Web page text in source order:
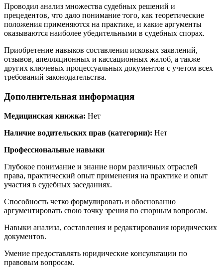
Проводил анализ множества судебных решений и
прецедентов, что дало понимание того, как теоретические
положения применяются на практике, и какие аргументы
оказываются наиболее убедительными в судебных спорах.
Приобретение навыков составления исковых заявлений,
отзывов, апелляционных и кассационных жалоб, а также
других ключевых процессуальных документов с учетом всех
требований законодательства.
Дополнительная информация
Медицинская книжка: Нет
Наличие водительских прав (категории): Нет
Профессиональные навыки
Глубокое понимание и знание норм различных отраслей
права, практический опыт применения на практике и опыт
участия в судебных заседаниях.
Способность четко формулировать и обоснованно
аргументировать свою точку зрения по спорным вопросам.
Навыки анализа, составления и редактирования юридических
документов.
Умение предоставлять юридические консультации по
правовым вопросам.